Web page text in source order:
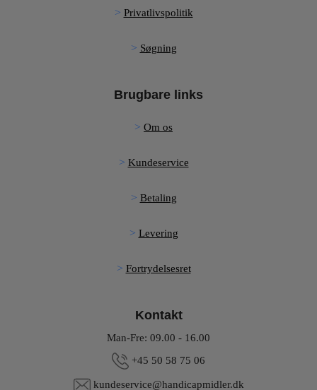
Privatlivspolitik
Søgning
Brugbare links
Om os
Kundeservice
Betaling
Levering
Fortrydelsesret
Kontakt
Man-Fre: 09.00 - 16.00
+45 50 58 75 06
kundeservice@handicapmidler.dk